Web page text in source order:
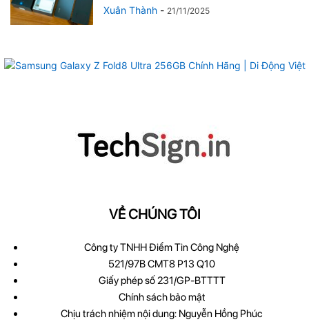
Xuân Thành - 21/11/2025
VỀ CHÚNG TÔI
Công ty TNHH Điểm Tin Công Nghệ
521/97B CMT8 P13 Q10
Giấy phép số 231/GP-BTTTT
Chính sách bảo mật
Chịu trách nhiệm nội dung: Nguyễn Hồng Phúc